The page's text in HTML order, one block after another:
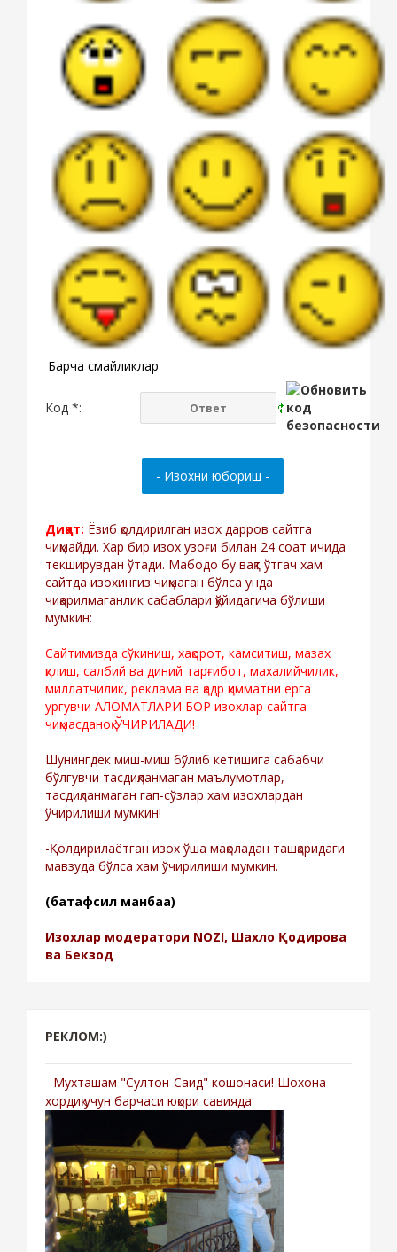
Барча смайликлар
Код *:
Диққат: Ёзиб қолдирилган изох дарров сайтга
чиқмайди. Хар бир изох узоғи билан 24 соат ичида
текширувдан ўтади. Мабодо бу вақт ўтгач хам
сайтда изохингиз чиқмаган бўлса унда
чиқарилмаганлик сабаблари қўйидагича бўлиши
мумкин:
Сайтимизда сўкиниш, хақорот, камситиш, мазах
қилиш, салбий ва диний тарғибот, махалийчилик,
миллатчилик, реклама ва қадр қимматни ерга
ургувчи АЛОМАТЛАРИ БОР изохлар сайтга
чиқмасданоқ ЎЧИРИЛАДИ!
Шунингдек миш-миш бўлиб кетишига сабабчи
бўлгувчи тасдиқланмаган маълумотлар,
тасдиқланмаган гап-сўзлар хам изохлардан
ўчирилиши мумкин!
-Қолдирилаётган изох ўша мақоладан ташқаридаги
мавзуда бўлса хам ўчирилиши мумкин.
(батафсил манбаа)
Изохлар модератори NOZI, Шахло Қодирова
ва Бекзод
РЕКЛОМ:)
-Мухташам "Султон-Саид" кошонаси! Шохона
хордиқ учун барчаси юқори савияда